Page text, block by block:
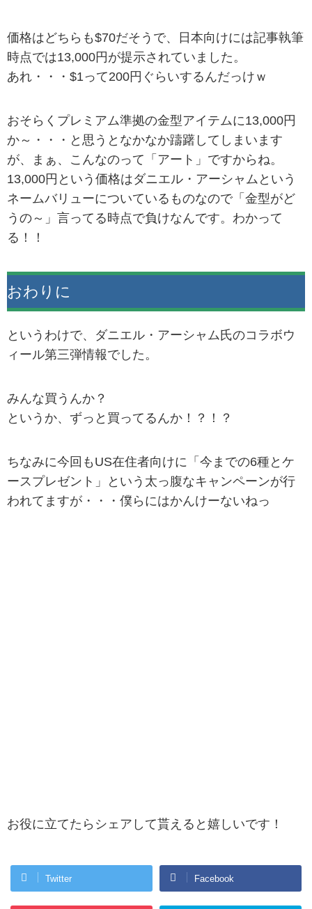
価格はどちらも$70だそうで、日本向けには記事執筆
時点では13,000円が提示されていました。
あれ・・・$1って200円ぐらいするんだっけｗ
おそらくプレミアム準拠の金型アイテムに13,000円
か～・・・と思うとなかなか躊躇してしまいます
が、まぁ、こんなのって「アート」ですからね。
13,000円という価格はダニエル・アーシャムという
ネームバリューについているものなので「金型がど
うの～」言ってる時点で負けなんです。わかって
る！！
おわりに
というわけで、ダニエル・アーシャム氏のコラボウ
ィール第三弾情報でした。
みんな買うんか？
というか、ずっと買ってるんか！？！？
ちなみに今回もUS在住者向けに「今までの6種とケ
ースプレゼント」という太っ腹なキャンペーンが行
われてますが・・・僕らにはかんけーないねっ
お役に立てたらシェアして貰えると嬉しいです！
Twitter Facebook